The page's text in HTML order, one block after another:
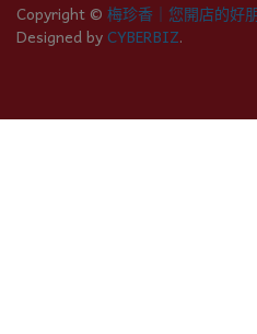
Copyright © 梅珍香｜您開店的好
Designed by CYBERBIZ.